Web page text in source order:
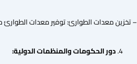
– تخزين معدات الطوارئ: توفير معدات الطوارئ
دور الحكومات والمنظمات الدولية: